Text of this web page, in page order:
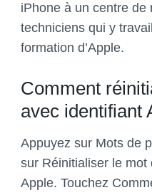
iPhone à un centre de
techniciens qui y
formation d’Apple.
Comment
avec identifiant
Appuyez sur Mots de
sur Réinitialiser le mot
Apple. Touchez